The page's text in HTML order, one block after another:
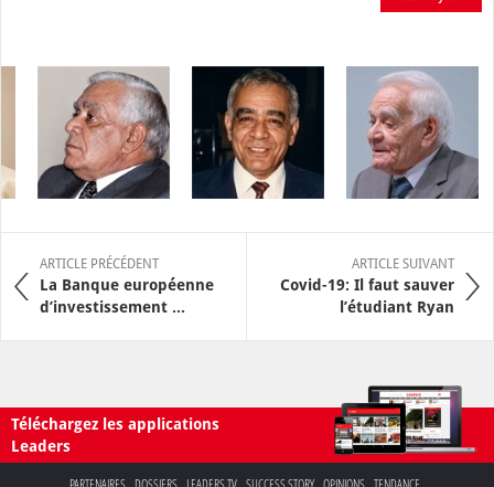
ARTICLE PRÉCÉDENT
La Banque européenne
d’investissement ...
ARTICLE SUIVANT
Covid-19: Il faut sauver
l’étudiant Ryan
Téléchargez les applications
Leaders